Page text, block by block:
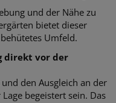
und der Nähe zu
bietet dieser
Umfeld.
direkt vor der
den Ausgleich an der
begeistert sein. Das